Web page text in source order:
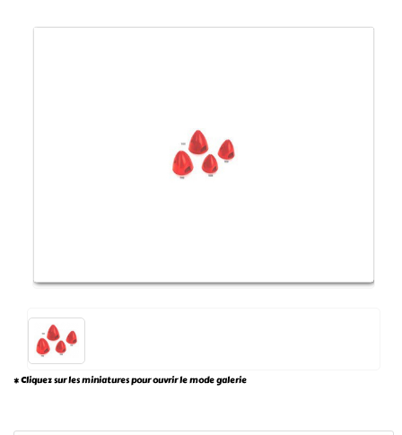
* Cliquez sur les miniatures pour ouvrir le mode galerie